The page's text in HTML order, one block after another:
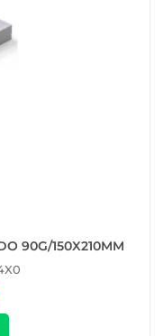
90G/150X210MM